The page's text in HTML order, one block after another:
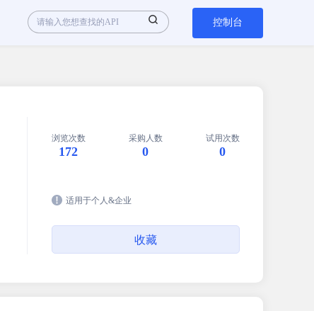
浏览次数
172
采购人数
0
试用次数
0
适用于个人&企业
收藏
控制台